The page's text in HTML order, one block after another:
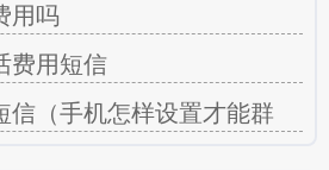
用吗
费用短信
信（手机怎样设置才能群